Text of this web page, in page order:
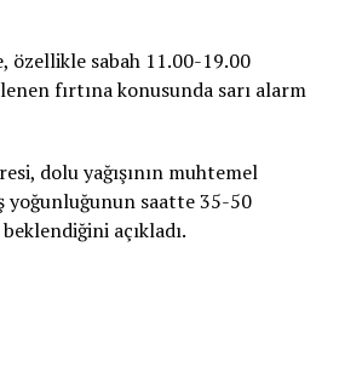
özellikle sabah 11.00-19.00
fırtına konusunda sarı alarm
dolu yağışının muhtemel
yoğunluğunun saatte 35-50
açıkladı.